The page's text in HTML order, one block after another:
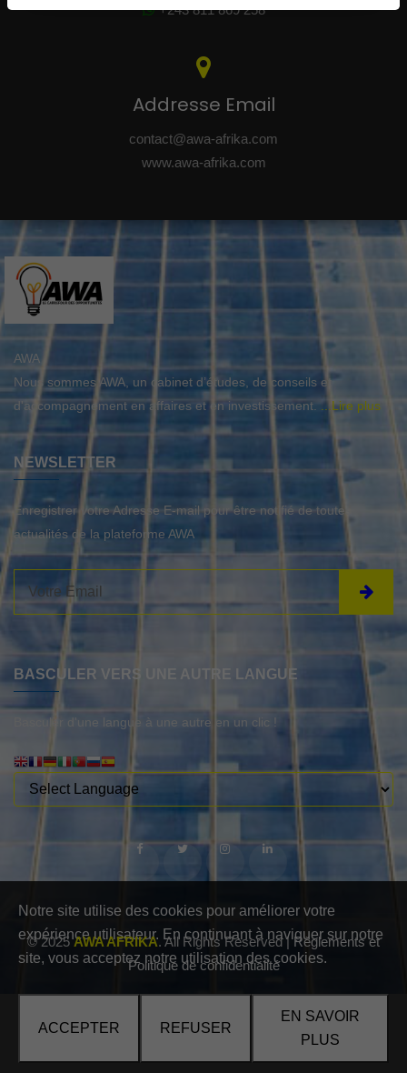
Notre site utilise des cookies pour améliorer votre
expérience utilisateur. En continuant à naviguer sur notre
site, vous acceptez notre utilisation des cookies.
ACCEPTER REFUSER
EN SAVOIR
PLUS
+243 811 869 258
Addresse Email
contact@awa-afrika.com
www.awa-afrika.com
AWA
Nous sommes AWA, un cabinet d’études, de conseils et
d'accompagnement en affaires et en investissement....Lire plus
NEWSLETTER
Enregistrer votre Adresse E-mail pour être notifié de toutes
actualités de la plateforme AWA
BASCULER VERS UNE AUTRE LANGUE
Basculer d'une langue à une autre en un clic !
© 2025AWA AFRIKA. All Rights Reserved |Règlements et
Politique de confidentialité